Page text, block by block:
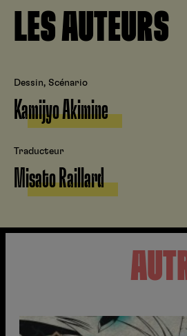
LES AUTEURS
Dessin, Scénario
Kamijyo Akimine
Traducteur
Misato Raillard